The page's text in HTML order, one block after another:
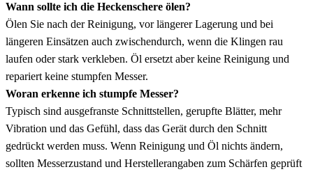
Wann sollte ich die Heckenschere ölen?
Ölen Sie nach der Reinigung, vor längerer Lagerung und bei
längeren Einsätzen auch zwischendurch, wenn die Klingen rau
laufen oder stark verkleben. Öl ersetzt aber keine Reinigung und
repariert keine stumpfen Messer.
Woran erkenne ich stumpfe Messer?
Typisch sind ausgefranste Schnittstellen, gerupfte Blätter, mehr
Vibration und das Gefühl, dass das Gerät durch den Schnitt
gedrückt werden muss. Wenn Reinigung und Öl nichts ändern,
sollten Messerzustand und Herstellerangaben zum Schärfen geprüft